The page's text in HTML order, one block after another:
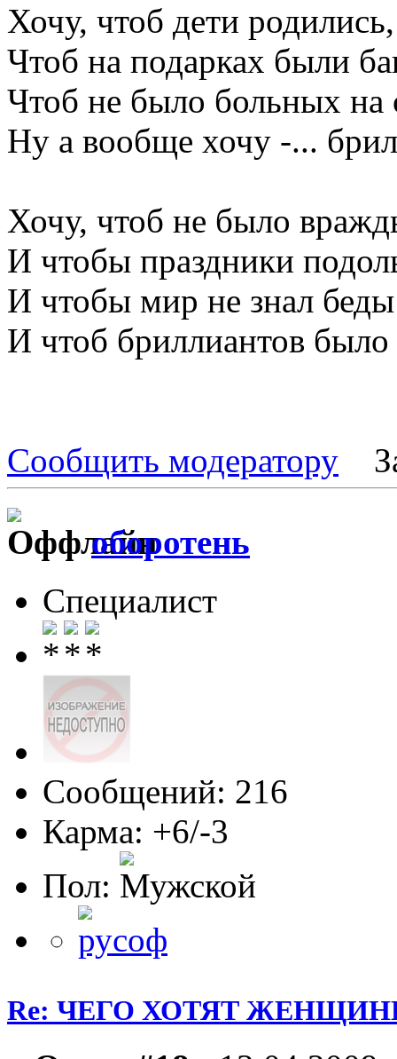
Хочу, чтоб дети родились,
Чтоб на подарках были
Чтоб не было больных на
Ну а вообще хочу -...
Хочу, чтоб не было
И чтобы праздники
И чтобы мир не знал беды
И чтоб бриллиантов
Сообщить модератору
оборотень
Специалист
Сообщений: 216
Карма: +6/-3
Пол:
Re: ЧЕГО ХОТЯТ